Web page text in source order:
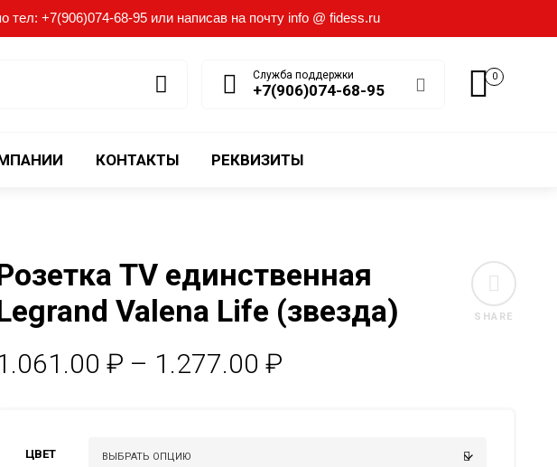
+7(906)074-68-95 или написав на почту info @ fidess.ru
Служба поддержки
+7(906)074-68-95
0
КОНТАКТЫ РЕКВИЗИТЫ
SHARE
TV единственная
Valena Life (звезда)
₽ – 1.277.00 ₽
ЦВЕТ